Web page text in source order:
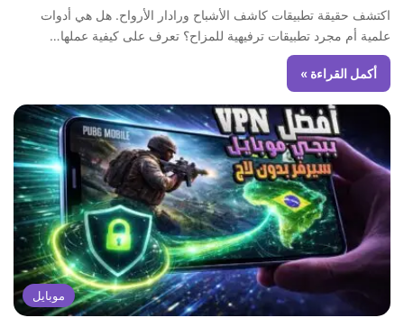
اكتشف حقيقة تطبيقات كاشف الأشباح ورادار الأرواح. هل هي أدوات
علمية أم مجرد تطبيقات ترفيهية للمزاح؟ تعرف على كيفية عملها…
أكمل القراءة »
موبايل